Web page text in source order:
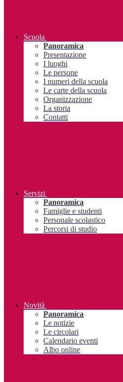
Scuola
Panoramica
Presentazione
I luoghi
Le persone
I numeri della scuola
Le carte della scuola
Organizzazione
La storia
Contatti
Servizi
Panoramica
Famiglie e studenti
Personale scolastico
Percorsi di studio
Novità
Panoramica
Le notizie
Le circolari
Calendario eventi
Albo online